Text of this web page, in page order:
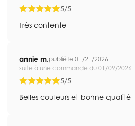
5/5
Très contente
annie m.publié le 01/21/2026
suite à une commande du 01/09/2026
5/5
Belles couleurs et bonne qualité